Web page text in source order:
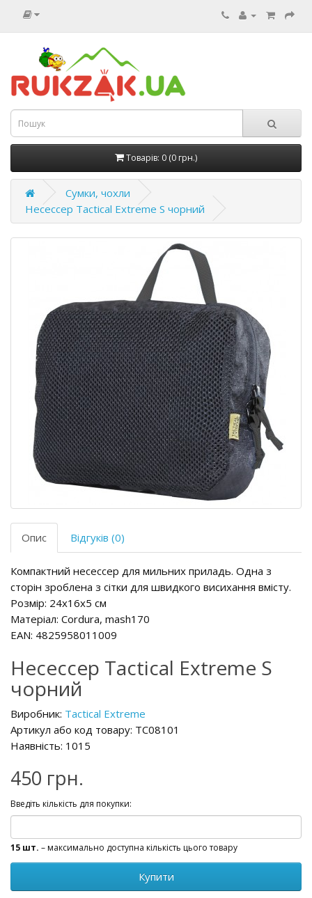
Товарів: 0 (0 грн.)
Сумки, чохли
Несессер Tactical Extreme S чорний
Опис Відгуків (0)
Компактний несессер для мильних приладь. Одна з
сторін зроблена з сітки для швидкого висихання вмісту.
Розмір: 24х16х5 см
Матеріал: Cordura, mash170
EAN: 4825958011009
Несессер Tactical Extreme S
чорний
Виробник: Tactical Extreme
Артикул або код товару: TC08101
Наявність: 1015
450 грн.
Введіть кількість для покупки:
15 шт. – максимально доступна кількість цього товару
Купити